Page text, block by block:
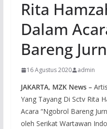
Rita
Dalam
Bareng
16 Agustus 2020 admin
JAKARTA, MZK News –
Yang Tayang Di Sctv Rita
Acara “Ngobrol Bareng
oleh Serikat Wartawan